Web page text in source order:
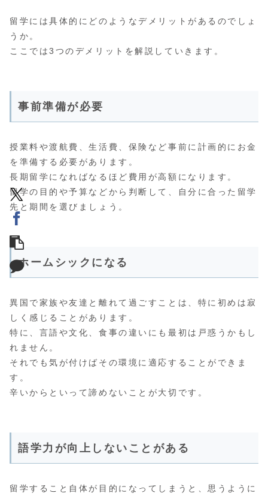
留学には具体的にどのようなデメリットがあるのでしょ
うか。
ここでは3つのデメリットを解説していきます。
事前準備が必要
授業料や渡航費、生活費、保険など事前に計画的にお金
を準備する必要があります。
長期留学になればなるほど費用が高額になります。
留学の目的や予算などから判断して、自分に合った留学
先と期間を選びましょう。
ホームシックになる
異国で家族や友達と離れて過ごすことは、特に初めは寂
しく感じることがあります。
特に、言語や文化、食事の違いにも最初は戸惑うかもし
れません。
それでも気が付けばその環境に適応することができま
す。
辛いからといって諦めないことが大切です。
語学力が向上しないことがある
留学すること自体が目的になってしまうと、思うように